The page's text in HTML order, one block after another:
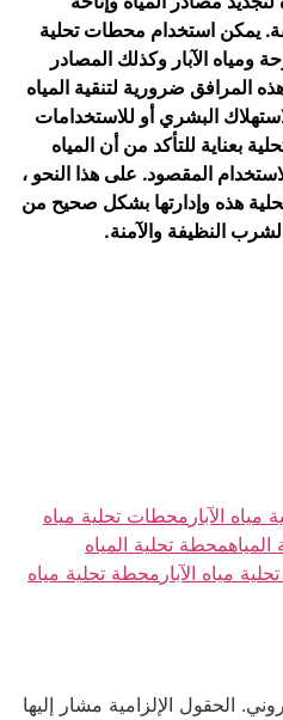
يمكن استخدام محطات تحلية
ومياه الآبار وكذلك المصادر
المرافق ضرورية لتنقية المياه
البشري أو للاستخدامات
بعناية للتأكد من أن المياه
المقصود. على هذا النحو ،
هذه وإدارتها بشكل صحيح من
النظيفة والآمنة.
مياه الآبار محطات تحلية مياه
محطة تحلية المياه
مياه الآبار محطة تحلية مياه
الحقول الإلزامية مشار إليها